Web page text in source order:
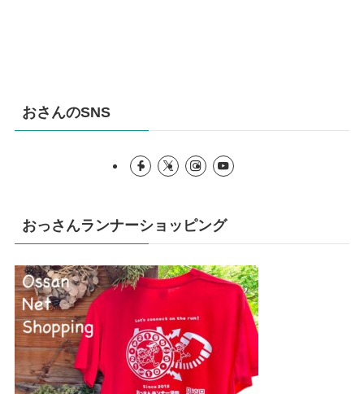
おさんのSNS
おっさんランナーショッピング